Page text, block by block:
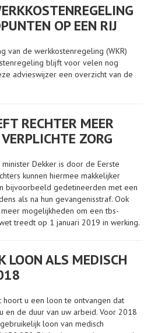
OP EEN RIJ
van de werkkostenregeling (WKR)
blijft voor velen nog
advieswijzer een overzicht van de
RECHTER MEER
ZORG
Dekker is door de Eerste
kunnen hiermee makkelijker
bijvoorbeeld gedetineerden met een
als na hun gevangenisstraf. Ook
mogelijkheden om een tbs-
treedt op 1 januari 2019 in werking.
LOON ALS MEDISCH
hoort u een loon te ontvangen dat
en de duur van uw arbeid. Voor 2018
loon van medisch